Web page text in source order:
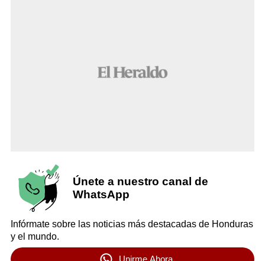
Únete a nuestro canal de
WhatsApp
Infórmate sobre las noticias más destacadas de Honduras
y el mundo.